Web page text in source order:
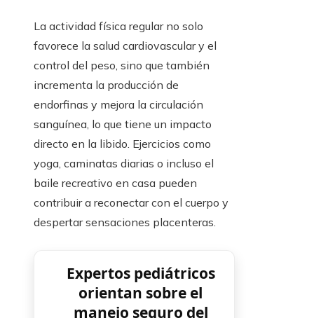
La actividad física regular no solo
favorece la salud cardiovascular y el
control del peso, sino que también
incrementa la producción de
endorfinas y mejora la circulación
sanguínea, lo que tiene un impacto
directo en la libido. Ejercicios como
yoga, caminatas diarias o incluso el
baile recreativo en casa pueden
contribuir a reconectar con el cuerpo y
despertar sensaciones placenteras.
Expertos pediátricos
orientan sobre el
manejo seguro del